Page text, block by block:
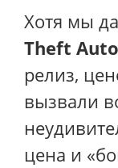
Хотя мы
Theft
релиз,
вызвали
цена и